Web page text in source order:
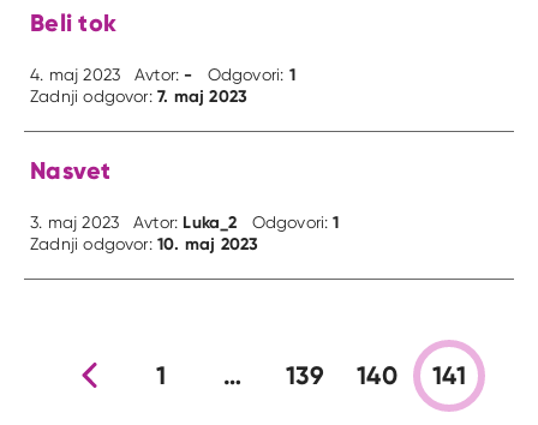
Beli tok
4. maj 2023 Avtor: - Odgovori: 1
Zadnji odgovor:7. maj 2023
Nasvet
3. maj 2023 Avtor: Luka_2 Odgovori:1
Zadnji odgovor:10. maj 2023
Prejšnja stran
1 … 139 140 141